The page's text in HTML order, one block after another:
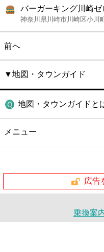
バーガーキング川崎
神奈川県川崎市川崎区小川
前へ
▼地図・タウンガイド
地図・タウンガイドと
メニュー
広告
乗換案